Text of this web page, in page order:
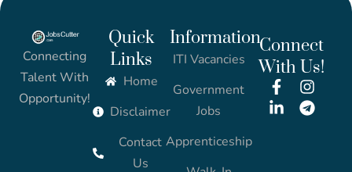
Connecting
Talent With
Opportunity!
Quick
Links
Home
Disclaimer
Contact
Us
Information
ITI Vacancies
Government
Jobs
Apprenticeship
Connect
With Us!